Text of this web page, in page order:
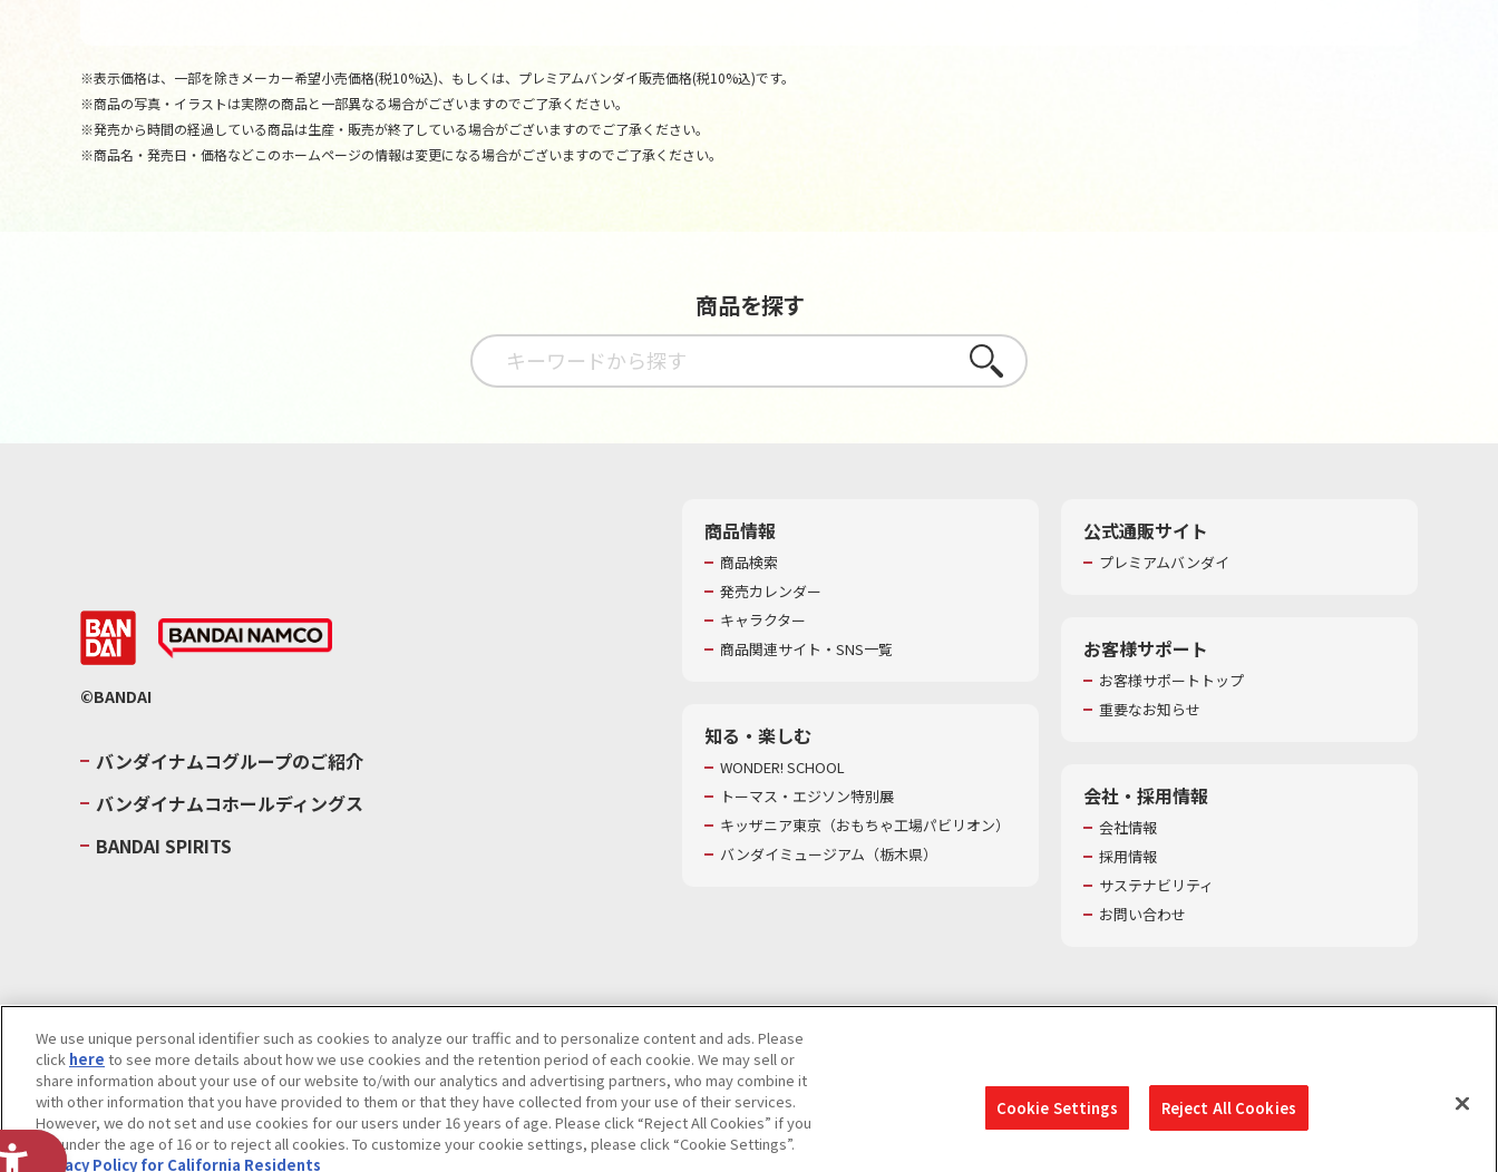
※表示価格は、一部を除きメーカー希望小売価格(税10%込)、もしくは、プレミアムバンダイ販売価格(税10%込)です。
※商品の写真・イラストは実際の商品と一部異なる場合がございますのでご了承ください。
※発売から時間の経過している商品は生産・販売が終了している場合がございますのでご了承ください。
※商品名・発売日・価格などこのホームページの情報は変更になる場合がございますのでご了承ください。
商品を探す
さがす
©BANDAI
バンダイナムコグループのご紹介
バンダイナムコホールディングス
BANDAI SPIRITS
商品情報
商品検索
発売カレンダー
キャラクター
商品関連サイト・SNS一覧
知る・楽しむ
WONDER! SCHOOL
トーマス・エジソン特別展
キッザニア東京（おもちゃ工場パビリオン）​
バンダイミュージアム（栃木県）
公式通販サイト
プレミアムバンダイ
お客様サポート
お客様サポートトップ
重要なお知らせ
会社・採用情報
会社情報
採用情報
サステナビリティ
お問い合わせ
ウェブサイトご利用条件ソーシャルメディアポリシー個人情報及び特定個人情報等の取り扱いに関する保護方針
Do Not Sell or Share My Personal Information著作権・商標についてカスタマーハラスメントに対する基本的な対応方針
We use unique personal identifier such as cookies to analyze our traffic and to personalize content and ads. Please
click here to see more details about how we use cookies and the retention period of each cookie. We may sell or
share information about your use of our website to/with our analytics and advertising partners, who may combine it
with other information that you have provided to them or that they have collected from your use of their services.
However, we do not set and use cookies for our users under 16 years of age. Please click “Reject All Cookies” if you
are under the age of 16 or to reject all cookies. To customize your cookie settings, please click “Cookie Settings”.
Privacy Policy for California Residents
Cookie Settings Reject All Cookies